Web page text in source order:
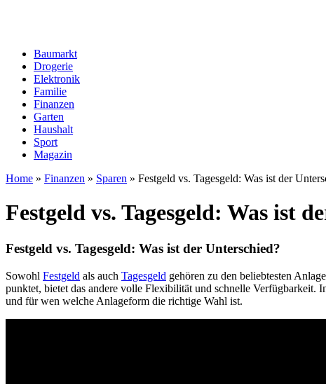
Baumarkt
Drogerie
Elektronik
Familie
Finanzen
Garten
Haushalt
Sport
Magazin
Home » Finanzen » Sparen » Festgeld vs. Tagesgeld: Was ist der
Festgeld vs. Tagesgeld: Was ist
Festgeld vs. Tagesgeld: Was ist der Unterschied?
Sowohl Festgeld als auch Tagesgeld gehören zu den beliebtesten
punktet, bietet das andere volle Flexibilität und schnelle Verfügbarkeit.
und für wen welche Anlageform die richtige Wahl ist.